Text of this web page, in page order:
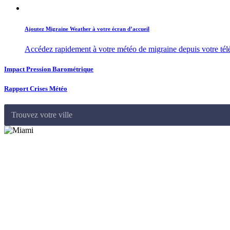
Ajoutez Migraine Weather à votre écran d’accueil
Accédez rapidement à votre météo de migraine depuis votre
Impact Pression Barométrique
Rapport Crises Météo
Trouvez votre ville